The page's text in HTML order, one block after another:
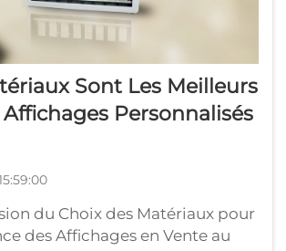
Sont Les Meilleurs
Personnalisés
du Choix des Matériaux pour
des Affichages en Vente au